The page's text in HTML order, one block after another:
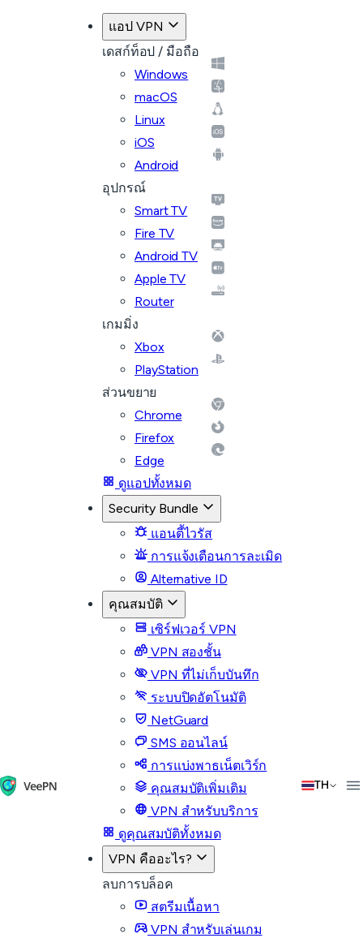
แอป VPN
เดสก์ท็อป / มือถือ
Windows
macOS
Linux
iOS
Android
อุปกรณ์
Smart TV
Fire TV
Android TV
Apple TV
Router
เกมมิ่ง
Xbox
PlayStation
ส่วนขยาย
Chrome
Firefox
Edge
ดูแอปทั้งหมด
Security Bundle
แอนตี้ไวรัส
การแจ้งเตือนการละเมิด
Alternative ID
คุณสมบัติ
เซิร์ฟเวอร์ VPN
VPN สองชั้น
VPN ที่ไม่เก็บบันทึก
ระบบปิดอัตโนมัติ
NetGuard
SMS ออนไลน์
การแบ่งพาธเน็ตเวิร์ก
คุณสมบัติเพิ่มเติม
VPN สำหรับบริการ
ดูคุณสมบัติทั้งหมด
VPN คืออะไร?
ลบการบล็อค
สตรีมเนื้อหา
VPN สำหรับเล่นเกม
TH